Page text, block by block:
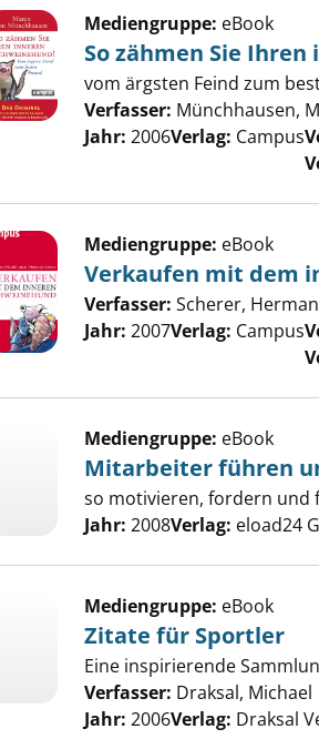
Mediengruppe: eBook
So zähmen Sie
vom ärgsten Feind zum
Verfasser: Münchhausen,
Jahr: 2006Verlag: Campus
Mediengruppe: eBook
Verkaufen mit dem
Verfasser: Scherer,
Jahr: 2007Verlag: Campus
Mediengruppe: eBook
Mitarbeiter führen
so motivieren, fordern und
Suche nach diesem
Jahr: 2008Verlag: eload24
Mediengruppe: eBook
Zitate für Sportler
Eine inspirierende
Verfasser: Draksal, Michael
Jahr: 2006Verlag: Draksal